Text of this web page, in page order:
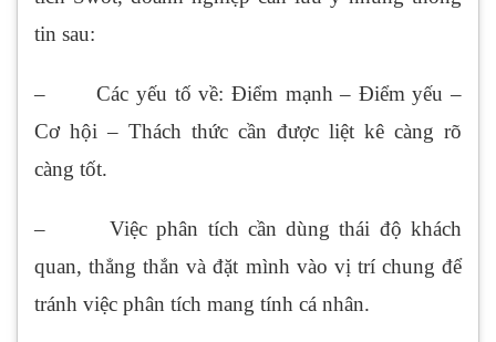
tin sau:
– Các yếu tố về: Điểm mạnh – Điểm yếu –
Cơ hội – Thách thức cần được liệt kê càng rõ
càng tốt.
– Việc phân tích cần dùng thái độ khách
quan, thẳng thắn và đặt mình vào vị trí chung để
tránh việc phân tích mang tính cá nhân.